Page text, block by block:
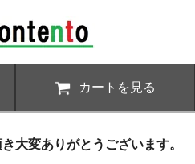
カートを見る
大変ありがとうございます。